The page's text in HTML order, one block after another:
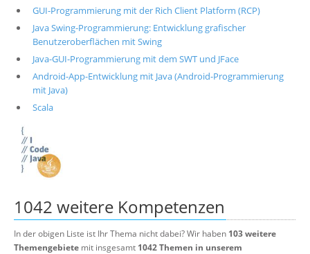
GUI-Programmierung mit der Rich Client Platform (RCP)
Java Swing-Programmierung: Entwicklung grafischer
Benutzeroberflächen mit Swing
Java-GUI-Programmierung mit dem SWT und JFace
Android-App-Entwicklung mit Java (Android-Programmierung
mit Java)
Scala
1042 weitere Kompetenzen
In der obigen Liste ist Ihr Thema nicht dabei? Wir haben 103 weitere
Themengebiete mit insgesamt 1042 Themen in unserem